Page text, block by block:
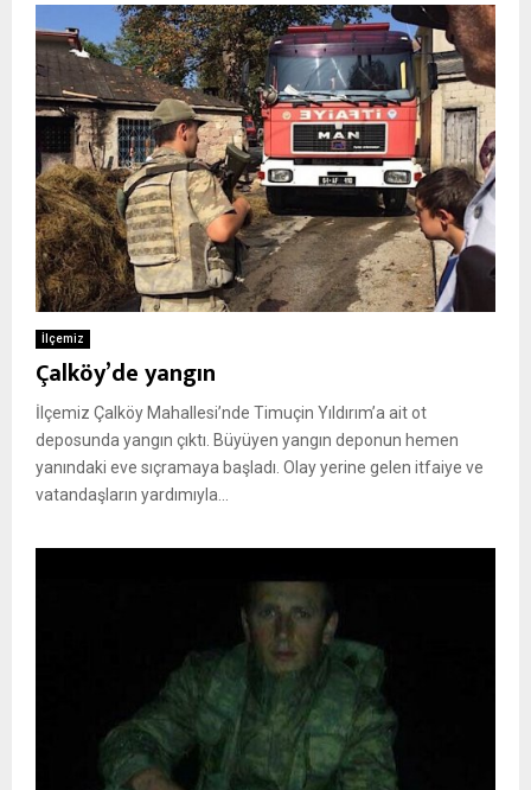
İlçemiz
Çalköy’de yangın
İlçemiz Çalköy Mahallesi’nde Timuçin Yıldırım’a ait ot
deposunda yangın çıktı. Büyüyen yangın deponun hemen
yanındaki eve sıçramaya başladı. Olay yerine gelen itfaiye ve
vatandaşların yardımıyla...